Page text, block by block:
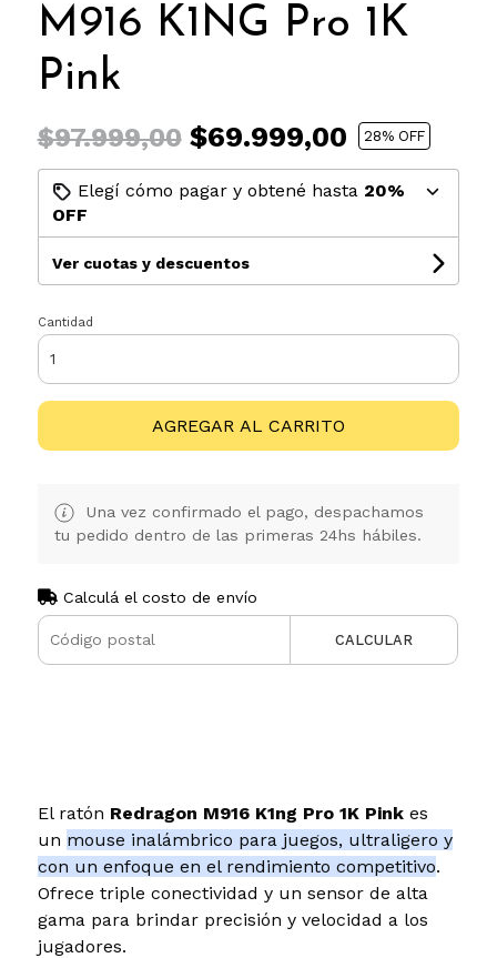
M916 K1NG Pro 1K
Pink
$97.999,00$69.999,00 28% OFF
Elegí cómo pagar y obtené hasta 20%
OFF
Ver cuotas y descuentos
Cantidad
AGREGAR AL CARRITO
Una vez confirmado el pago, despachamos
tu pedido dentro de las primeras 24hs hábiles.
Calculá el costo de envío
CALCULAR
El ratón Redragon M916 K1ng Pro 1K Pink es
un mouse inalámbrico para juegos, ultraligero y
con un enfoque en el rendimiento competitivo.
Ofrece triple conectividad y un sensor de alta
gama para brindar precisión y velocidad a los
jugadores.